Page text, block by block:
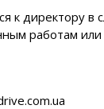
к директору в
работам или